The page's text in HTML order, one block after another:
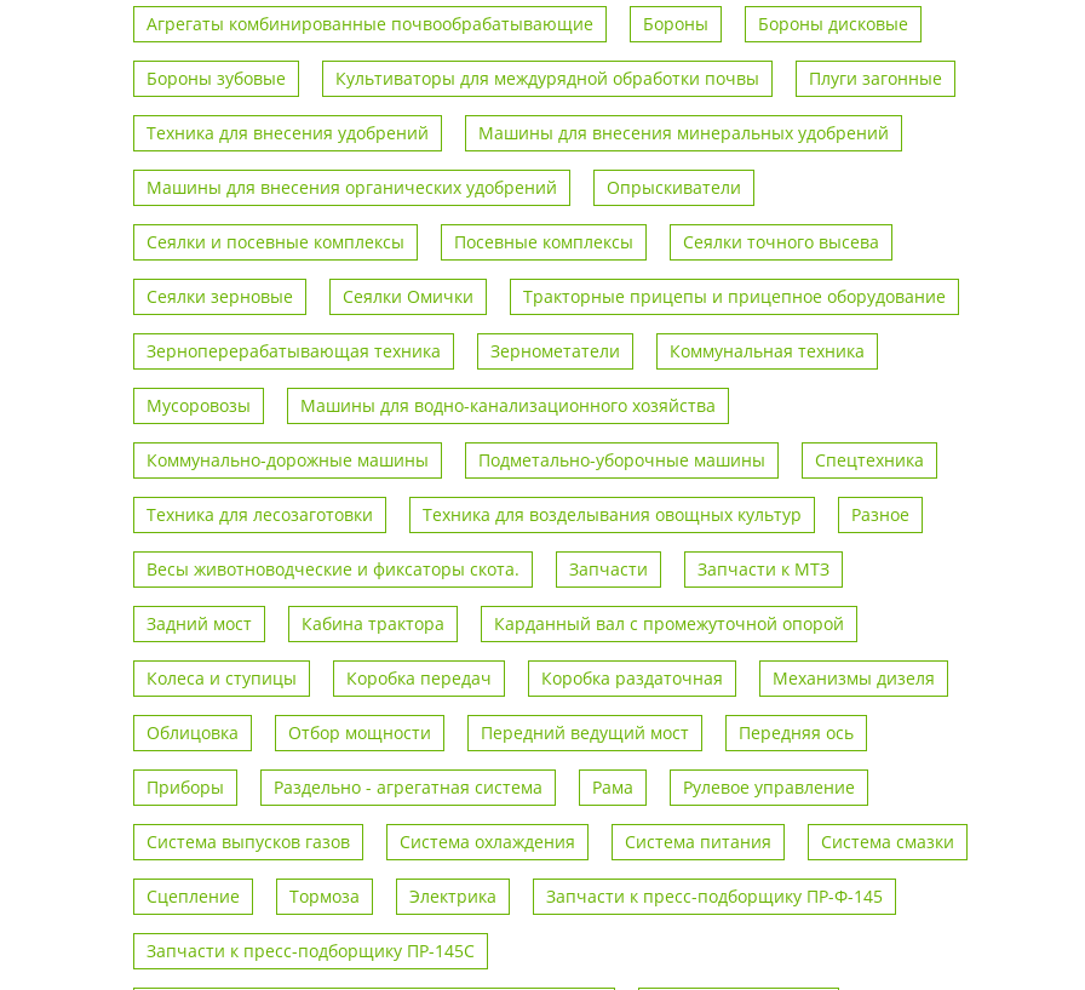
Агрегаты комбинированные почвообрабатывающие Бороны Бороны дисковые
Бороны зубовые Культиваторы для междурядной обработки почвы Плуги загонные
Техника для внесения удобрений Машины для внесения минеральных удобрений
Машины для внесения органических удобрений Опрыскиватели
Сеялки и посевные комплексы Посевные комплексы Сеялки точного высева
Сеялки зерновые Сеялки Омички Тракторные прицепы и прицепное оборудование
Зерноперерабатывающая техника Зернометатели Коммунальная техника
Мусоровозы Машины для водно-канализационного хозяйства
Коммунально-дорожные машины Подметально-уборочные машины Спецтехника
Техника для лесозаготовки Техника для возделывания овощных культур Разное
Весы животноводческие и фиксаторы скота. Запчасти Запчасти к МТЗ
Задний мост Кабина трактора Карданный вал с промежуточной опорой
Колеса и ступицы Коробка передач Коробка раздаточная Механизмы дизеля
Облицовка Отбор мощности Передний ведущий мост Передняя ось
Приборы Раздельно - агрегатная система Рама Рулевое управление
Система выпусков газов Система охлаждения Система питания Система смазки
Сцепление Тормоза Электрика Запчасти к пресс-подборщику ПР-Ф-145
Запчасти к пресс-подборщику ПР-145С